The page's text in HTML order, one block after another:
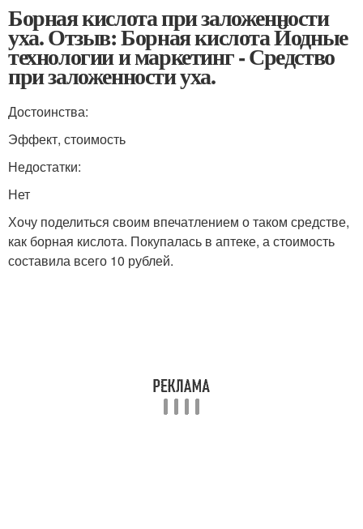
Борная кислота при заложенности
уха. Отзыв: Борная кислота Йодные
технологии и маркетинг - Средство
при заложенности уха.
Достоинства:
Эффект, стоимость
Недостатки:
Нет
Хочу поделиться своим впечатлением о таком средстве,
как борная кислота. Покупалась в аптеке, а стоимость
составила всего 10 рублей.